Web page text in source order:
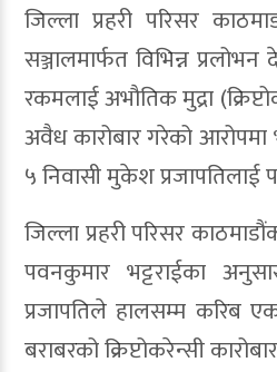
जिल्ला प्रहरी परिसर
सञ्जालमार्फत विभिन्न प्रलोभन
रकमलाई अभौतिक मुद्रा
अवैध कारोबार गरेको
५ निवासी मुकेश प्रजापतिलाई
जिल्ला प्रहरी परिसर
पवनकुमार भट्टराईका
प्रजापतिले हालसम्म करिब
बराबरको क्रिप्टोकरेन्सी